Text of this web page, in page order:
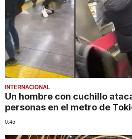
INTERNACIONAL
Un hombre con cuchillo
personas en el metro de
0:45